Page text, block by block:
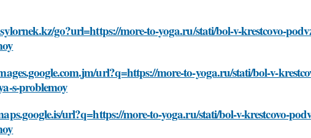
go?url=https://more-to-yoga.ru/stati/bol-v-krestcovo-
url?q=https://more-to-yoga.ru/stati/bol-v-
s-problemoy
url?q=https://more-to-yoga.ru/stati/bol-v-krestcovo-